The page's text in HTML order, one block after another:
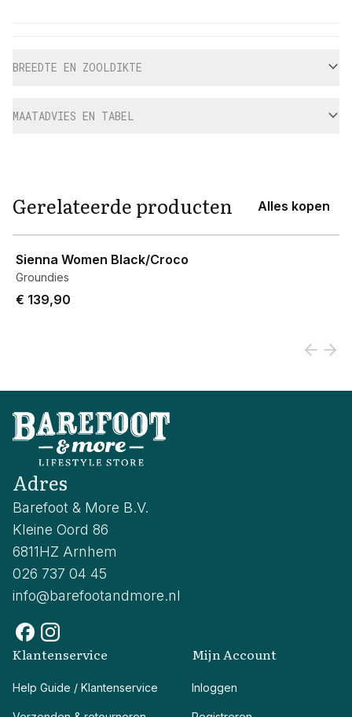
BREEDTE EN ZOOLDIKTE
MAATADVIES EN TABEL
Gerelateerde producten Alles kopen
Sienna Women Black/Croco
Groundies
€ 139,90
Adres
Barefoot & More B.V.
Kleine Oord 86
6811HZ Arnhem
026 737 04 45
info@barefootandmore.nl
Klantenservice
Help Guide / Klantenservice
Mijn Account
Inloggen